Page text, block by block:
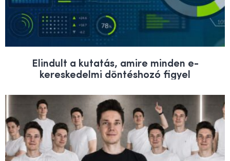
Elindult a kutatás, amire minden e-
kereskedelmi döntéshozó figyel